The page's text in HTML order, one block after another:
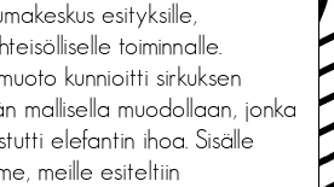
esityksille,
toiminnalle.
kunnioitti sirkuksen
mallisella muodollaan, jonka
elefantin ihoa. Sisälle
meille esiteltiin